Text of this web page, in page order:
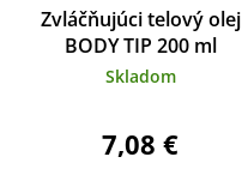
Zvláčňujúci telový olej
BODY TIP 200 ml
Skladom
7,08 €